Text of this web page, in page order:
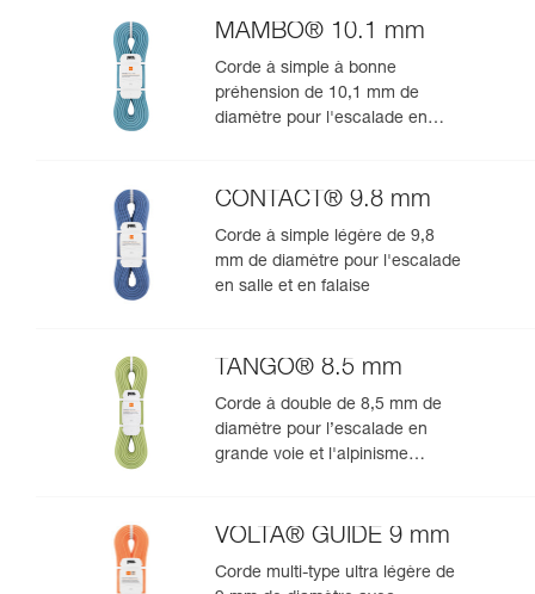
MAMBO® 10.1 mm
Corde à simple à bonne
préhension de 10,1 mm de
diamètre pour l'escalade en
CONTACT® 9.8 mm
Corde à simple légère de 9,8
mm de diamètre pour l'escalade
en salle et en falaise
TANGO® 8.5 mm
Corde à double de 8,5 mm de
diamètre pour l’escalade en
grande voie et l'alpinisme
VOLTA® GUIDE 9 mm
Corde multi-type ultra légère de